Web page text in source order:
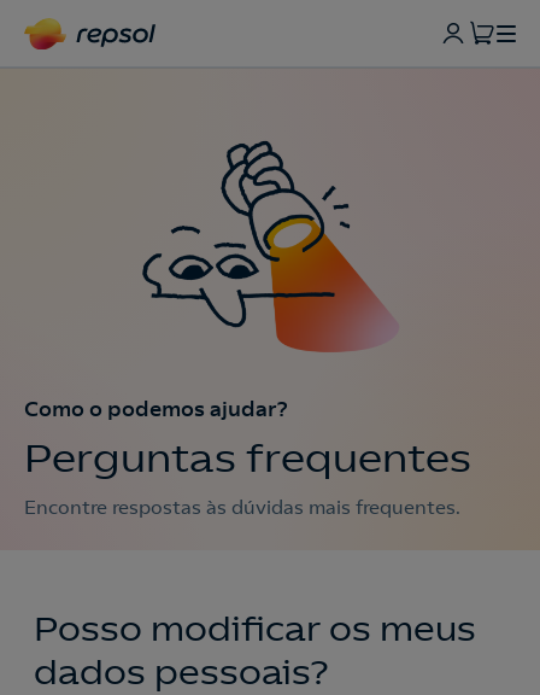
Como o podemos ajudar?
Perguntas frequentes
Encontre respostas às dúvidas mais frequentes.
Posso modificar os meus
dados pessoais?